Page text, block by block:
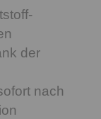
der
nach